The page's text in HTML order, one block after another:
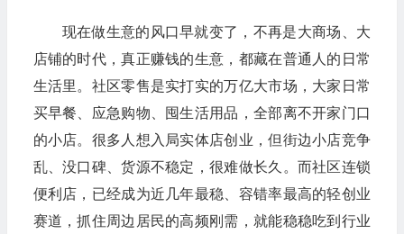
现在做生意的风口早就变了，不再是大商场、大
店铺的时代，真正赚钱的生意，都藏在普通人的日常
生活里。社区零售是实打实的万亿大市场，大家日常
买早餐、应急购物、囤生活用品，全部离不开家门口
的小店。很多人想入局实体店创业，但街边小店竞争
乱、没口碑、货源不稳定，很难做长久。而社区连锁
便利店，已经成为近几年最稳、容错率最高的轻创业
赛道，抓住周边居民的高频刚需，就能稳稳吃到行业